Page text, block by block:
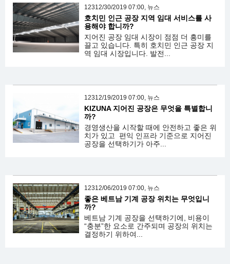
12312/30/2019 07:00, 뉴스
호치민 인근 공장 지역 임대 서비스를 사
용해야 합니까?
지어진 공장 임대 시장이 점점 더 흥미를
끌고 있습니다. 특히 호치민 인근 공장 지
역 임대 시장입니다. 발전...
12312/19/2019 07:00, 뉴스
KIZUNA 지어진 공장은 무엇을 특별합니
까?
경영생산을 시작할 때에 안전하고 좋은 위
치가 있고 편익 인프라 기준으로 지어진
공장을 선택하기가 아주...
12312/06/2019 07:00, 뉴스
좋은 베트남 기계 공장 위치는 무엇입니
까?
베트남 기계 공장을 선택하기에, 비용이
“충분”한 요소로 간주되며 공장의 위치는
결정하기 위하여...